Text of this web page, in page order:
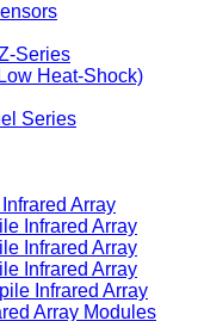
Series
Heat-Shock)
Series
Array
Infrared Array
Infrared Array
Infrared Array
Infrared Array
Array Modules